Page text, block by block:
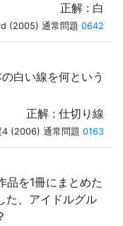
正解 : 白
(2005) 通常問題 0642
白い線を何という
正解 : 仕切り線
4 (2006) 通常問題 0163
品を1冊にまとめた
た、アイドルグル